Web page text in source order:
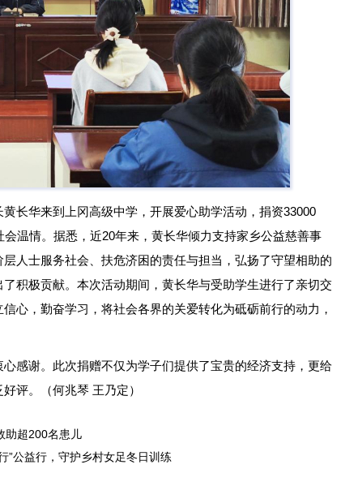
长华来到上冈高级中学，开展爱心助学活动，捐资33000
温情。据悉，近20年来，黄长华倾力支持家乡公益慈善事
人士服务社会、扶危济困的责任与担当，弘扬了守望相助的
积极贡献。本次活动期间，黄长华与受助学生进行了亲切交
心，勤奋学习，将社会各界的关爱转化为砥砺前行的动力，
感谢。此次捐赠不仅为学子们提供了宝贵的经济支持，更给
评。（何兆琴 王乃定）
助超200名患儿
”公益行，守护乡村女足冬日训练